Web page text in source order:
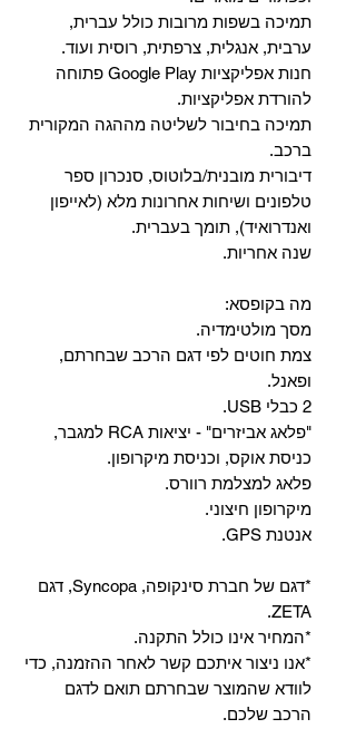
תמיכה בשפות מרובות כולל עברית,
ערבית, אנגלית, צרפתית, רוסית ועוד.
‏חנות אפליקציות Google Play פתוחה
להורדת אפליקציות.
‏תמיכה בחיבור לשליטה מההגה המקורית
ברכב.
‏דיבורית מובנית/בלוטוס, ‏סנכרון ספר
טלפונים ושיחות אחרונות מלא (לאייפון
ואנדרואיד), תומך בעברית.
שנה אחריות.
מה בקופסא:
מסך מולטימדיה.
צמת חוטים לפי דגם הרכב שבחרתם,
ופאנל.
2 כבלי USB.
"פלאג אביזרים" - יציאות RCA למגבר,
כניסת אוקס, וכניסת מיקרופון.
פלאג למצלמת רוורס.
מיקרופון חיצוני.
אנטנת GPS.
*דגם של חברת סינקופה, Syncopa, דגם
ZETA.
*המחיר אינו כולל התקנה.
*אנו ניצור איתכם קשר לאחר ההזמנה, כדי
לוודא שהמוצר שבחרתם תואם לדגם
הרכב שלכם.